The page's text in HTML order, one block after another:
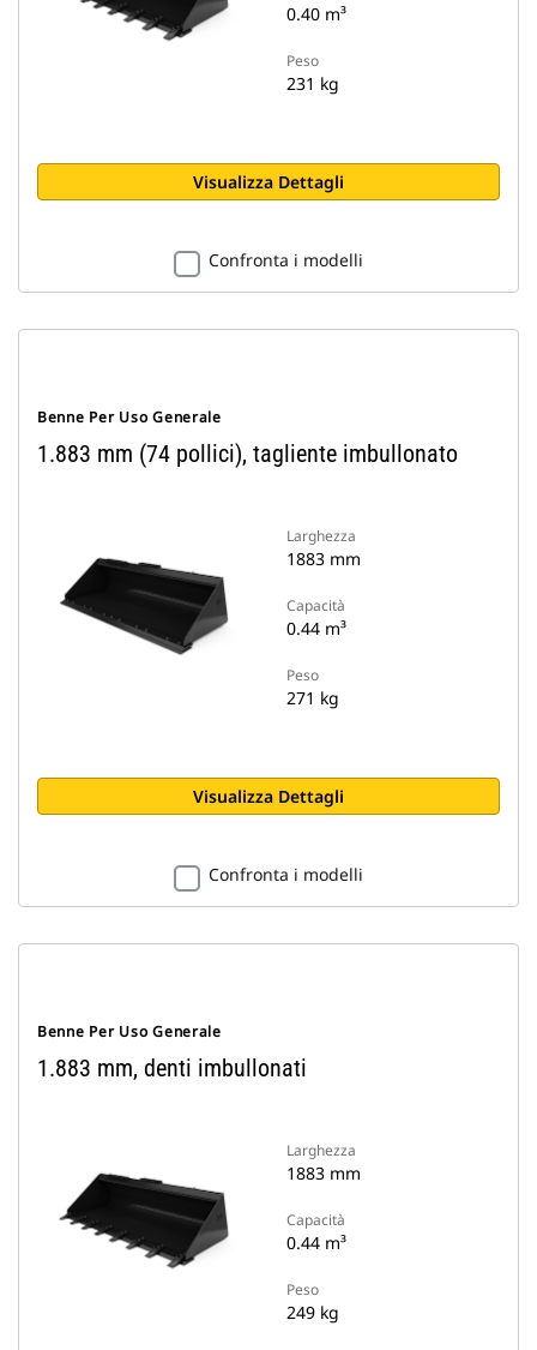
0.40 m³
Peso
231 kg
Visualizza Dettagli
Confronta i modelli
Benne Per Uso Generale
1.883 mm (74 pollici), tagliente imbullonato
Larghezza
1883 mm
Capacità
0.44 m³
Peso
271 kg
Visualizza Dettagli
Confronta i modelli
Benne Per Uso Generale
1.883 mm, denti imbullonati
Larghezza
1883 mm
Capacità
0.44 m³
Peso
249 kg